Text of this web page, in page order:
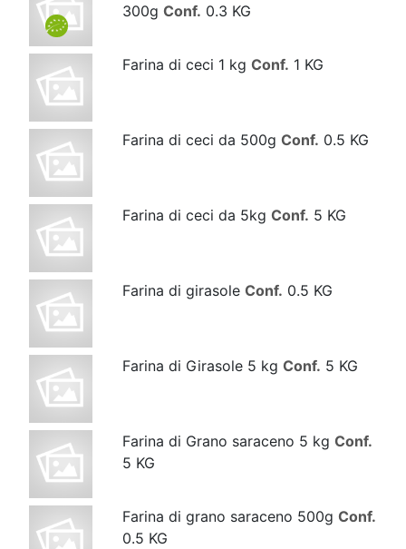
300g Conf. 0.3 KG
Farina di ceci 1 kg Conf. 1 KG
Farina di ceci da 500g Conf. 0.5 KG
Farina di ceci da 5kg Conf. 5 KG
Farina di girasole Conf. 0.5 KG
Farina di Girasole 5 kg Conf. 5 KG
Farina di Grano saraceno 5 kg Conf.
5 KG
Farina di grano saraceno 500g Conf.
0.5 KG